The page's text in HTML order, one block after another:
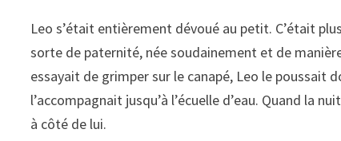
Leo s’était entièrement dévoué au petit. C’était
sorte de paternité, née soudainement et de
essayait de grimper sur le canapé, Leo le poussait
l’accompagnait jusqu’à l’écuelle d’eau. Quand la
à côté de lui.